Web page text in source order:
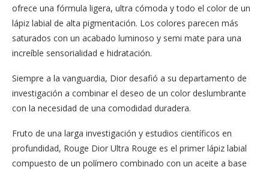
ofrece una fórmula ligera, ultra cómoda y todo el color de un
lápiz labial de alta pigmentación. Los colores parecen más
saturados con un acabado luminoso y semi mate para una
increíble sensorialidad e hidratación.
Siempre a la vanguardia, Dior desafió a su departamento de
investigación a combinar el deseo de un color deslumbrante
con la necesidad de una comodidad duradera.
Fruto de una larga investigación y estudios científicos en
profundidad, Rouge Dior Ultra Rouge es el primer lápiz labial
compuesto de un polímero combinado con un aceite a base